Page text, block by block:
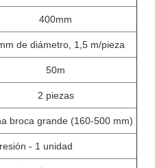
400mm
de diámetro, 1,5 m/pieza
50m
2 piezas
broca grande (160-500 mm)
- 1 unidad